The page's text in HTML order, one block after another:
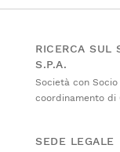
RICERCA SUL
S.P.A.
Società con
coordinamento di
SEDE LEGALE